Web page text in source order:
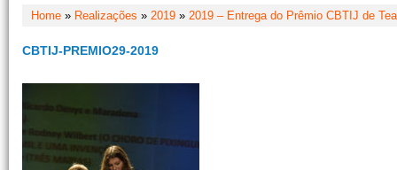
Home » Realizações » 2019 » 2019 – Entrega do Prêmio CBTIJ de
CBTIJ-PREMIO29-2019